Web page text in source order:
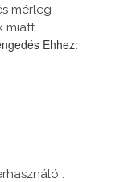
mérleg
miatt.
Ehhez:
.